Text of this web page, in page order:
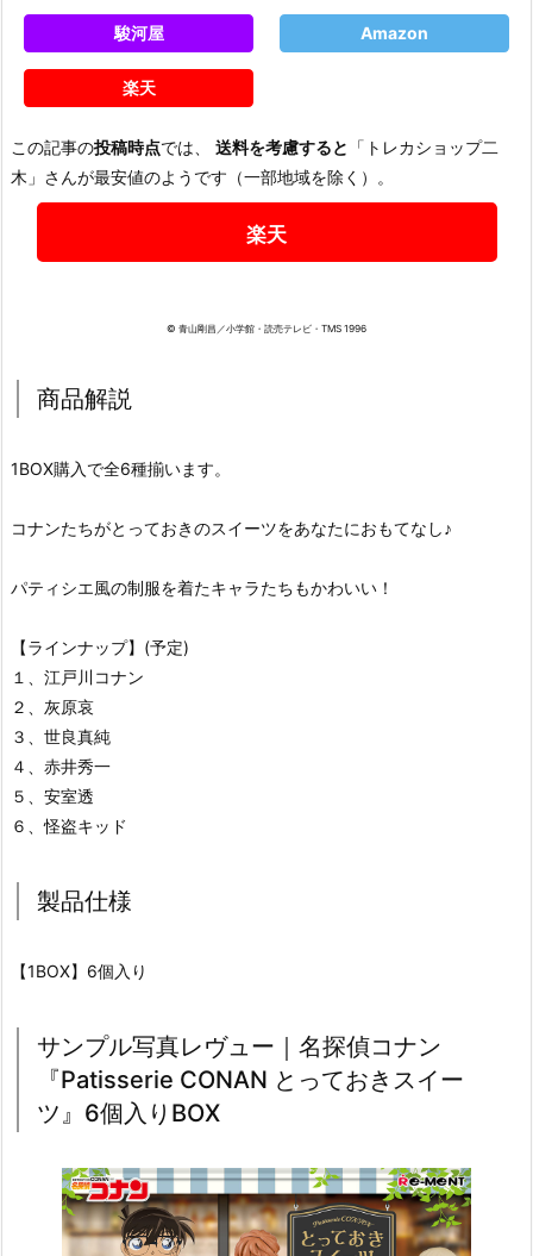
駿河屋 Amazon
楽天
この記事の投稿時点では、 送料を考慮すると 「トレカショップ二
木」さんが最安値のようです（一部地域を除く）。
楽天
© 青山剛昌／小学館・読売テレビ・TMS 1996
商品解説
1BOX購入で全6種揃います。
コナンたちがとっておきのスイーツをあなたにおもてなし♪
パティシエ風の制服を着たキャラたちもかわいい！
【ラインナップ】(予定)
１、江戸川コナン
２、灰原哀
３、世良真純
４、赤井秀一
５、安室透
６、怪盗キッド
製品仕様
【1BOX】6個入り
サンプル写真レヴュー｜名探偵コナン
『Patisserie CONAN とっておきスイー
ツ』6個入りBOX